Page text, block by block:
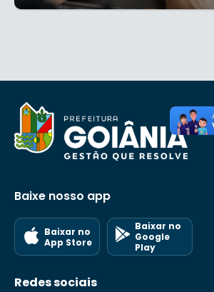
Baixe nosso app
Baixar no
App Store
Baixar no
Google
Play
Redes sociais